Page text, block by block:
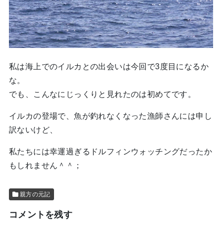
私は海上でのイルカとの出会いは今回で3度目になるか
な。
でも、こんなにじっくりと見れたのは初めてです。
イルカの登場で、魚が釣れなくなった漁師さんには申し
訳ないけど、
私たちには幸運過ぎるドルフィンウォッチングだったか
もしれません＾＾；
親方の元記
コメントを残す